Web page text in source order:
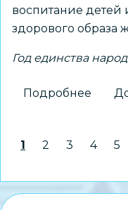
воспитание
здорового образа
Год единства
Подробнее
Нумерация
Текущая
1 Страница
2 Страница
3 4 5